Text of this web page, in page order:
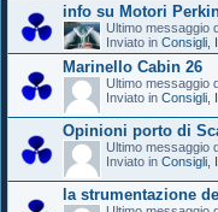
info su Motori
Ultimo messaggio
Inviato in Consigli,
Marinello Cabin 26
Ultimo messaggio
Inviato in Consigli,
Opinioni porto di
Ultimo messaggio
Inviato in Consigli,
la strumentazione